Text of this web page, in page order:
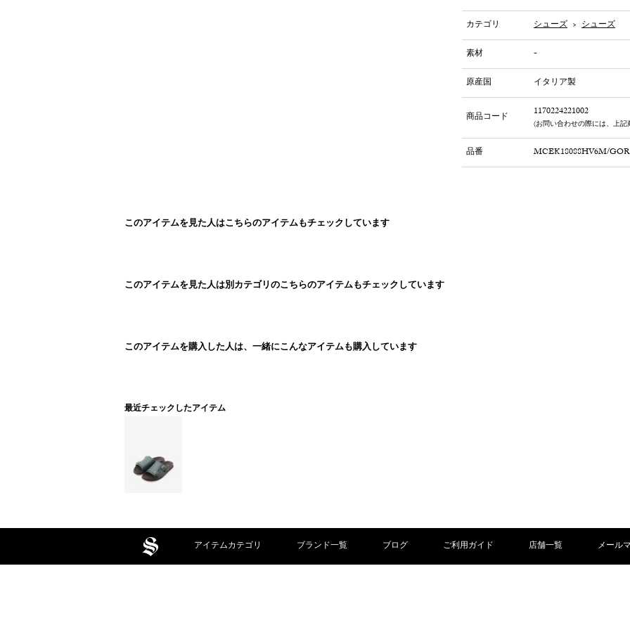
カテゴリ シューズ > シューズ
素材 -
原産国 イタリア製
商品コード 1170224221002
(お問い合わせの際には、上
品番 MCEK18088HV6M/GOR
このアイテムを見た人はこちらのアイテムもチェックしています
このアイテムを見た人は別カテゴリのこちらのアイテムもチェックしています
このアイテムを購入した人は、一緒にこんなアイテムも購入しています
最近チェックしたアイテム
アイテムカテゴリ ブランド一覧 ブログ ご利用ガイド 店舗一覧 メール